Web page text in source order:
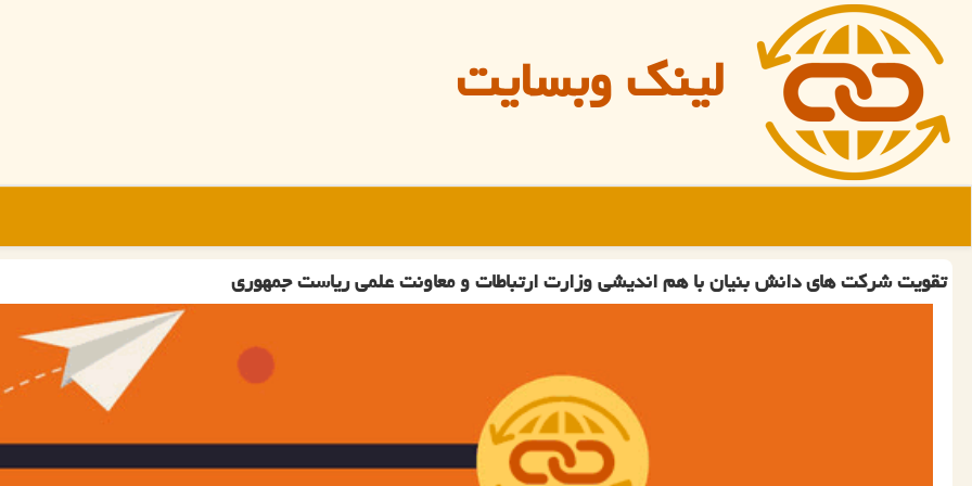
لینک وبسایت
تقویت شرکت های دانش بنیان با هم اندیشی وزارت ارتباطات و معاونت علمی ریاست جمهوری